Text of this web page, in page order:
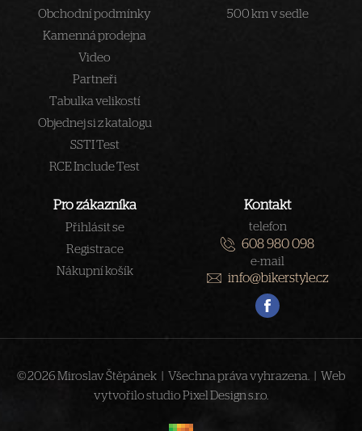
Obchodní podmínky
Kamenná prodejna
Video
Partneři
Tabulka velikostí
Objednej si z katalogu
SSTI Test
RCE Include Test
500 km v sedle
Pro zákazníka
Přihlásit se
Registrace
Nákupní košík
Kontakt
telefon
608 980 098
e-mail
info@bikerstyle.cz
© 2026 Miroslav Štěpánek | Všechna práva vyhrazena. | Web
vytvořilo studio Pixel Design s.r.o.